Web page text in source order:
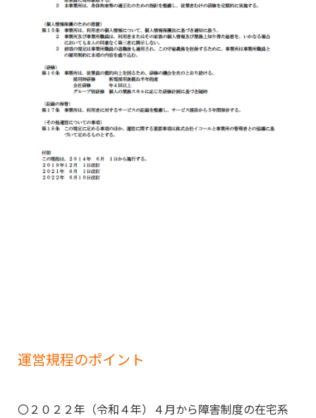
運営規程のポイント
〇２０２２年（令和４年）４月から障害制度の在宅系